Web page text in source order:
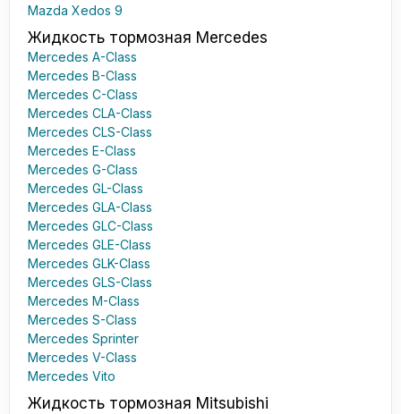
Mazda Xedos 9
Жидкость тормозная Mercedes
Mercedes A-Class
Mercedes B-Class
Mercedes C-Class
Mercedes CLA-Class
Mercedes CLS-Class
Mercedes E-Class
Mercedes G-Class
Mercedes GL-Class
Mercedes GLA-Class
Mercedes GLC-Class
Mercedes GLE-Class
Mercedes GLK-Class
Mercedes GLS-Class
Mercedes M-Class
Mercedes S-Class
Mercedes Sprinter
Mercedes V-Class
Mercedes Vito
Жидкость тормозная Mitsubishi